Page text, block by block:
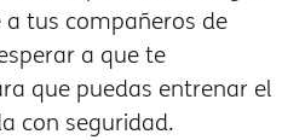
tus compañeros de
a que te
que puedas entrenar el
con seguridad.